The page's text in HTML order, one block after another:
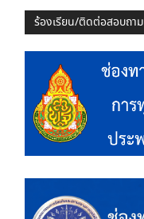
ร้องเรียน/ติดต่อสอบถาม